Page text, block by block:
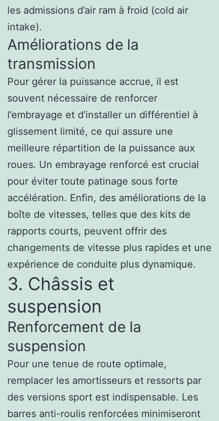
les admissions d’air ram à froid (cold air
intake).
Améliorations de la
transmission
Pour gérer la puissance accrue, il est
souvent nécessaire de renforcer
l’embrayage et d’installer un différentiel à
glissement limité, ce qui assure une
meilleure répartition de la puissance aux
roues. Un embrayage renforcé est crucial
pour éviter toute patinage sous forte
accélération. Enfin, des améliorations de la
boîte de vitesses, telles que des kits de
rapports courts, peuvent offrir des
changements de vitesse plus rapides et une
expérience de conduite plus dynamique.
3. Châssis et
suspension
Renforcement de la
suspension
Pour une tenue de route optimale,
remplacer les amortisseurs et ressorts par
des versions sport est indispensable. Les
barres anti-roulis renforcées minimiseront